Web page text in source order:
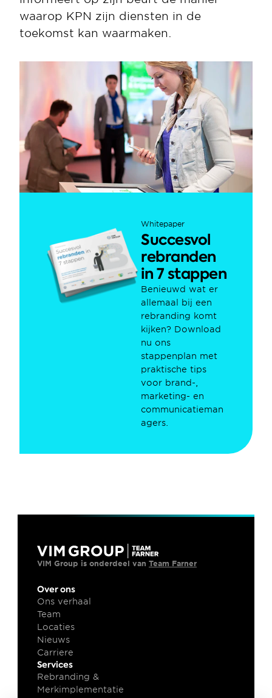
waarop KPN zijn diensten in de
toekomst kan waarmaken.
Whitepaper
Succesvol
rebranden
in 7 stappen
Benieuwd wat er
allemaal bij een
rebranding komt
kijken? Download
nu ons
stappenplan met
praktische tips
voor brand-,
marketing- en
communicatieman
agers.
VIM Group is onderdeel van Team Farner
Over ons
Ons verhaal
Team
Locaties
Nieuws
Carriere
Services
Rebranding &
Merkimplementatie